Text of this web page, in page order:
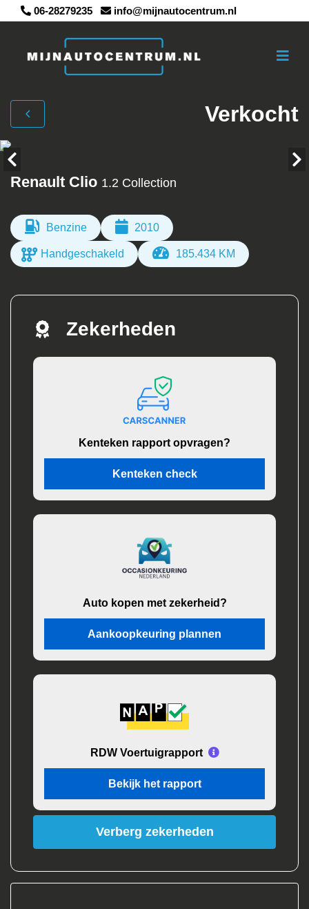
06-28279235 info@mijnautocentrum.nl
Verkocht
Renault Clio 1.2 Collection
Benzine 2010
Handgeschakeld 185.434 KM
Zekerheden
Kenteken rapport opvragen?
Kenteken check
Auto kopen met zekerheid?
Aankoopkeuring plannen
RDW Voertuigrapport
Bekijk het rapport
Verberg zekerheden